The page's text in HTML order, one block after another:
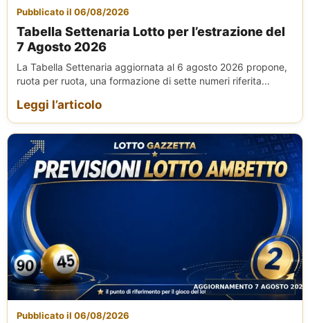
Pubblicato il 06/08/2026
Tabella Settenaria Lotto per l’estrazione del
7 Agosto 2026
La Tabella Settenaria aggiornata al 6 agosto 2026 propone,
ruota per ruota, una formazione di sette numeri riferita...
Leggi l’articolo
Pubblicato il 06/08/2026